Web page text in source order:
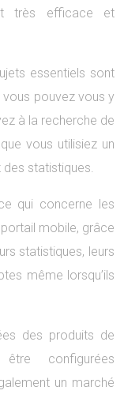
très efficace et
essentiels sont
pouvez vous y
à la recherche de
vous utilisiez un
statistiques.
qui concerne les
mobile, grâce
statistiques, leurs
même lorsqu’ils
des produits de
configurées
un marché